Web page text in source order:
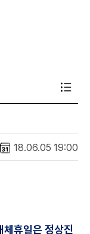
18.06.05 19:00
체휴일은 정상진